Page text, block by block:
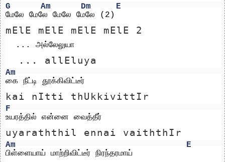
G Am Dm
E
மேலே மேலே மேலே மேலே (2)
mElE mElE mElE mElE 2
  ... அல்லேலுயா
  ... allEluya
Am
கை நீட்டி தூக்கிவிட்டீர்
kai nItti thUkkivittIr
F
உயரத்தில் என்னை வைத்தீர்
uyaraththil ennai vaiththIr
Am
E
பிள்ளையாய் மாற்றிவிட்டீர் நிரந்தரமாய்